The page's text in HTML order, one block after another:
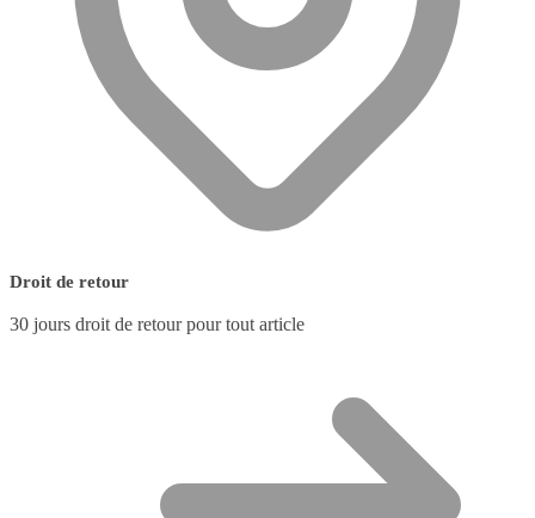
Droit de retour
30 jours droit de retour pour tout article